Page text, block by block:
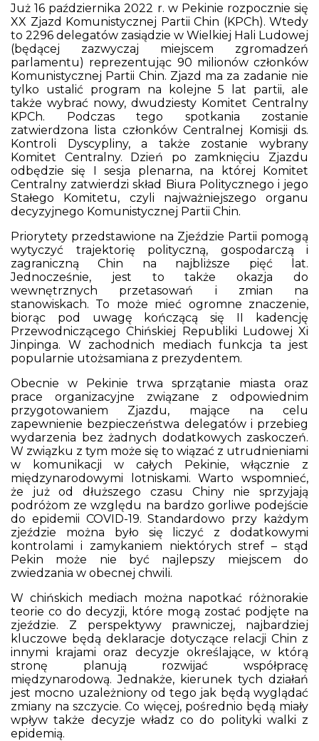
Już 16 października 2022 r. w Pekinie rozpocznie się
XX Zjazd Komunistycznej Partii Chin (KPCh). Wtedy
to 2296 delegatów zasiądzie w Wielkiej Hali Ludowej
(będącej zazwyczaj miejscem zgromadzeń
parlamentu) reprezentując 90 milionów członków
Komunistycznej Partii Chin. Zjazd ma za zadanie nie
tylko ustalić program na kolejne 5 lat partii, ale
także wybrać nowy, dwudziesty Komitet Centralny
KPCh. Podczas tego spotkania zostanie
zatwierdzona lista członków Centralnej Komisji ds.
Kontroli Dyscypliny, a także zostanie wybrany
Komitet Centralny. Dzień po zamknięciu Zjazdu
odbędzie się I sesja plenarna, na której Komitet
Centralny zatwierdzi skład Biura Politycznego i jego
Stałego Komitetu, czyli najważniejszego organu
decyzyjnego Komunistycznej Partii Chin.
Priorytety przedstawione na Zjeździe Partii pomogą
wytyczyć trajektorię polityczną, gospodarczą i
zagraniczną Chin na najbliższe pięć lat.
Jednocześnie, jest to także okazja do
wewnętrznych przetasowań i zmian na
stanowiskach. To może mieć ogromne znaczenie,
biorąc pod uwagę kończącą się II kadencję
Przewodniczącego Chińskiej Republiki Ludowej Xi
Jinpinga. W zachodnich mediach funkcja ta jest
popularnie utożsamiana z prezydentem.
Obecnie w Pekinie trwa sprzątanie miasta oraz
prace organizacyjne związane z odpowiednim
przygotowaniem Zjazdu, mające na celu
zapewnienie bezpieczeństwa delegatów i przebieg
wydarzenia bez żadnych dodatkowych zaskoczeń.
W związku z tym może się to wiązać z utrudnieniami
w komunikacji w całych Pekinie, włącznie z
międzynarodowymi lotniskami. Warto wspomnieć,
że już od dłuższego czasu Chiny nie sprzyjają
podróżom ze względu na bardzo gorliwe podejście
do epidemii COVID-19. Standardowo przy każdym
zjeździe można było się liczyć z dodatkowymi
kontrolami i zamykaniem niektórych stref – stąd
Pekin może nie być najlepszy miejscem do
zwiedzania w obecnej chwili.
W chińskich mediach można napotkać różnorakie
teorie co do decyzji, które mogą zostać podjęte na
zjeździe. Z perspektywy prawniczej, najbardziej
kluczowe będą deklaracje dotyczące relacji Chin z
innymi krajami oraz decyzje określające, w którą
stronę planują rozwijać współpracę
międzynarodową. Jednakże, kierunek tych działań
jest mocno uzależniony od tego jak będą wyglądać
zmiany na szczycie. Co więcej, pośrednio będą miały
wpływ także decyzje władz co do polityki walki z
epidemią.